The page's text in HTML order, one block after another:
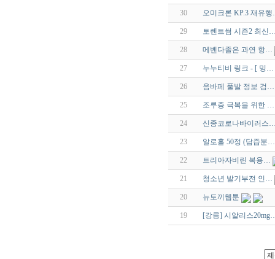
30 오미크론 KP.3 재유
29 토렌트썸 시즌2 최신
28 메벤다졸은 과연 항…
27 누누티비 링크 - [ 밍…
26 음바페 풀발 정보 검…
25 조루증 극복을 위한 …
24 신종코로나바이러스
23 알로홀 50정 (담즙분…
22 트리아자비린 복용…
21 청소년 발기부전 인…
20 뉴토끼웹툰
19 [강릉] 시알리스